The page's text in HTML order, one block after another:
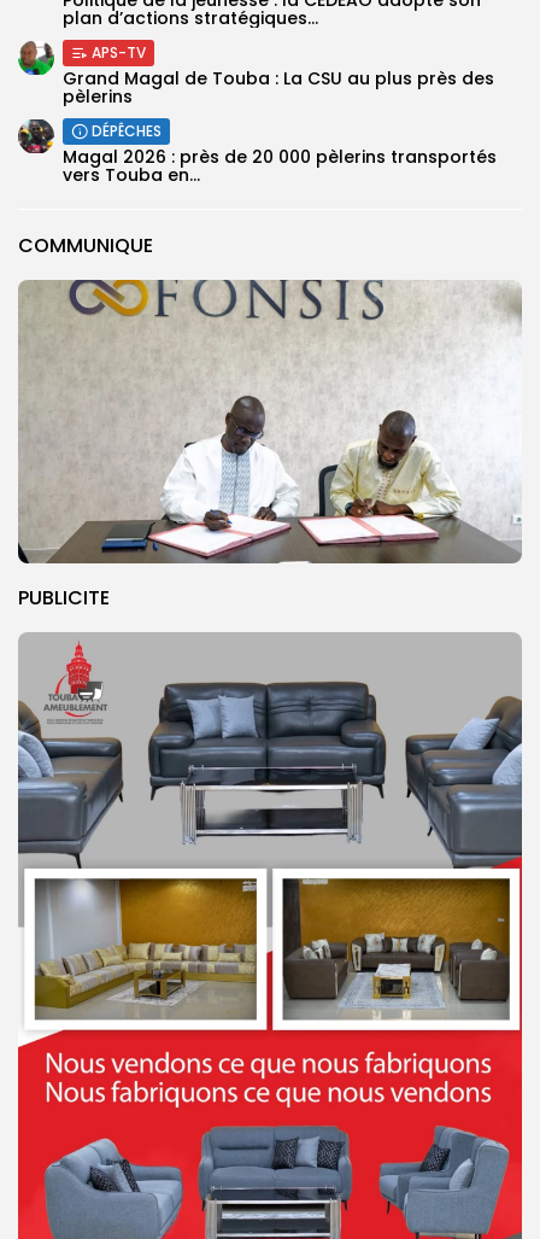
COMMUNIQUE
PUBLICITE
plan d’actions stratégiques...
APS-TV
Grand Magal de Touba : La CSU au plus près des
pèlerins
DÉPÊCHES
Magal 2026 : près de 20 000 pèlerins transportés
vers Touba en...